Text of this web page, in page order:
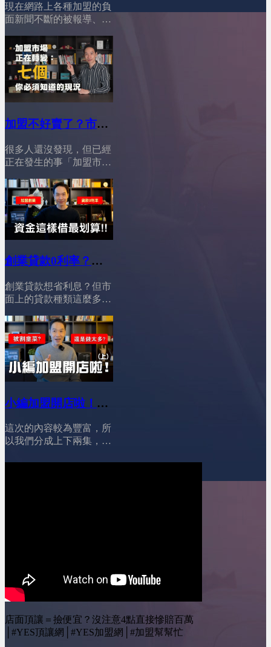
│YES加盟│加盟幫幫
現在網路上各種加盟的負
面新聞不斷的被報導、競
猶豫：「現在這個時機
點，加盟市場到底還能不
能進場？會不會我把省吃
儉用存的第一桶金，投進
去後就血本無歸？」別擔
來徹底分析，並告訴你一
個真相：加盟依然有機
會，但你必須選對路！
========================01:12
打破迷思！加盟的不可取
代性&nbsp;02:54穩定獲利
首選！大品牌加盟的鐵飯
碗&nbsp;04:30中小品牌加
盟的生存戰略，如何以小
博大&nbsp;05:52仔細評
&nbsp;08:34最終提醒與行
========================YES
加盟訂閱我的Youtube頻
wei&nbsp;&nbsp;YES加盟
線上加盟展：
https://yesally.com.tw/index_hot.php
按讚我的Facebook專頁：
https://www.facebook.com/yestopone
按讚我的Instagram專頁：
加盟不好賣了？市場
│YES加盟│加盟幫幫
很多人還沒發現，但已經
正在發生的事「加盟市場
金變貴、風險變高，但加
盟門檻卻反而下降；年輕
加盟主變多，卻不再衝
動，更理性、更會算；市
場看似飽和，其實正在進
戰」。加盟主不再只追人
牌的實際營運能力；總部
也不只是賣加盟，而必須
具備經營、輔導、數據與
策略的能力。再加上 AI
與曝光管道全面重組，沒
有真實力的品牌，正在被
市場快速淘汰。這七個現
況，會直接影響你適不適
能不能活下來。
創業資金變貴了，但加盟
門檻卻更低&nbsp;01:55
更警慎&nbsp;02:48 市場
市場正在淘汰沒有真實力
的品牌
========================YES
加盟訂閱我的Youtube頻
道 ：&nbsp;@leo-
wei&nbsp;&nbsp;YES加盟
創業貸款0利率？加
│YES加盟│加盟幫幫
創業貸款想省利息？但市
面上的貸款種類這麼多，
新手創業者來說，選對貸
款很重要，尤其是打算加
盟品牌、快速開店的人，
找對資金管道，不只可以
減輕初期壓力，還能把省
營運效率。想穩穩踏出創
你的貸款，真的差很多！
========================01:26
貸?!05:53 青創貸款&amp;
按讚我的Facebook專頁：
https://www.facebook.com/yestopone
按讚我的Instagram專頁：
小編加盟開店啦！
幫幫忙
這次的內容較為豐富，所
以我們分成上下兩集，
享給大家！ #加盟 #開店
#創業 #沈記脆皮五花豬
00:45 如何篩選品牌?
02:11 遇到特殊狀況?!
店面頂讓＝撿便宜？沒注意4點直接慘賠百萬
│#YES頂讓網│#YES加盟網│#加盟幫幫忙